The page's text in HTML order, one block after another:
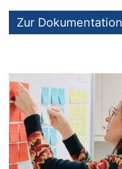
Zur Dokumentation